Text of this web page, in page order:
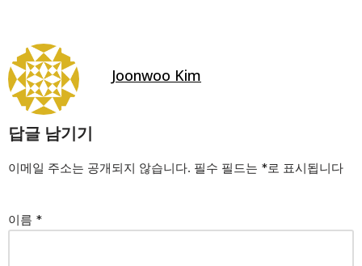
Joonwoo Kim
답글 남기기
이메일 주소는 공개되지 않습니다. 필수 필드는 *로 표시됩니다
이름 *